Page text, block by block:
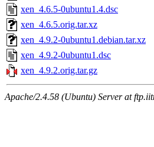
xen_4.6.5-0ubuntu1.4.dsc
xen_4.6.5.orig.tar.xz
xen_4.9.2-0ubuntu1.debian.tar.xz
xen_4.9.2-0ubuntu1.dsc
xen_4.9.2.orig.tar.gz
Apache/2.4.58 (Ubuntu) Server at